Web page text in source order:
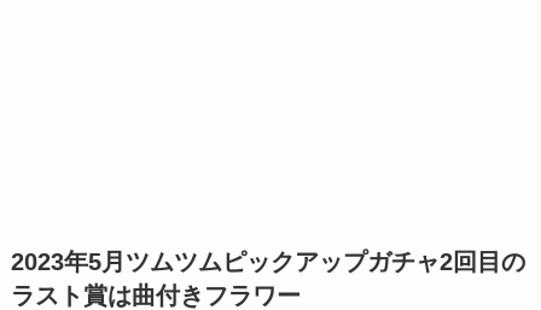
2023年5月ツムツムピックアップガチャ2回目の
ラスト賞は曲付きフラワー